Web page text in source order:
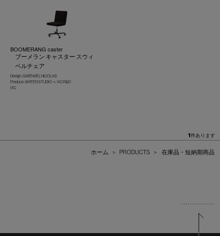
BOOMERANG caster
ブーメラン キャスター スウィ
ベルチェア
Design : GWÉNAËL NICOLAS
Produce : WATER STUDIO ＋ IXC R&D
IXC
1件あります
ホーム > PRODUCTS > 在庫品・短納期商品